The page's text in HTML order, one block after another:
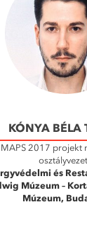
KÓNYA BÉLA
MAPS 2017 projekt
és
Múzeum –
Múzeum,